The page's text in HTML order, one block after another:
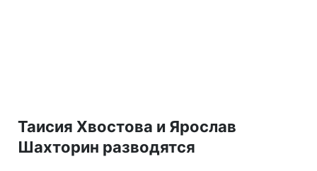
Таисия Хвостова и Ярослав
Шахторин разводятся